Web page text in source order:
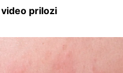
prilozi